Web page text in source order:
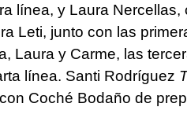
línea, y Laura Nercellas,
Leti, junto con las
Laura y Carme, las
línea. Santi Rodríguez
Coché Bodaño de